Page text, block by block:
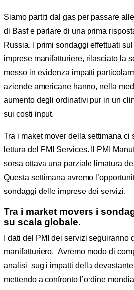
Siamo partiti dal gas per passare
di Basf e parlare di una prima
Russia. I primi sondaggi effettuati
imprese manifatturiere, rilasciato la
messo in evidenza impatti
aziende americane hanno, nella
aumento degli ordinativi pur in un
sui costi input.
Tra i maket mover della settimana ci
lettura del PMI Services. Il PMI
sorsa ottava una parziale limatura
Questa settimana avremo
sondaggi delle imprese dei servizi.
Tra i market movers i
su scala globale.
I dati del PMI dei servizi seguiranno
manifatturiero. Avremo modo di
analisi sugli impatti della devastante
mettendo a confronto l’ordine